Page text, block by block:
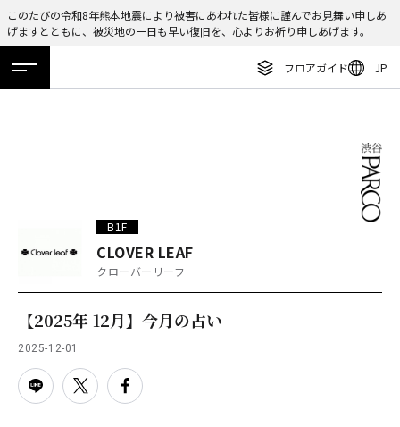
このたびの令和8年熊本地震により被害にあわれた皆様に謹んでお見舞い申しあ
げますとともに、被災地の一日も早い復旧を、心よりお祈り申しあげます。
フロアガイド JP
ホーム 特集 ニュース イベント アクセス
TAX FREE
DELIVERY SERVICES
PARCOメンバーズ
ENGLISH
繁体字
B1F
CLOVER LEAF
クローバーリーフ
【2025年 12月】今月の占い
2025-12-01